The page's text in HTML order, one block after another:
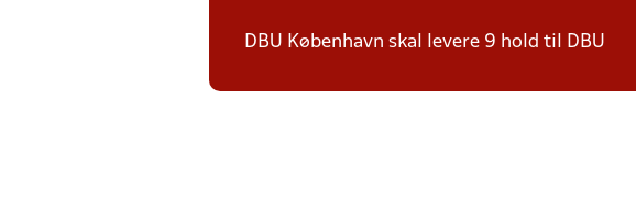
DBU København skal levere 9 hold til DBU